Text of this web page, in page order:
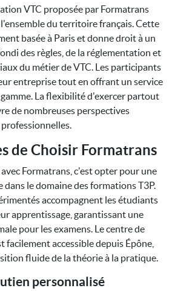
VTC proposée par Formatrans
du territoire français. Cette
basée à Paris et donne droit à un
des règles, de la réglementation et
du métier de VTC. Les participants
entreprise tout en offrant un service
La flexibilité d'exercer partout
de nombreuses perspectives
professionnelles.
de Choisir Formatrans
Formatrans, c'est opter pour une
le domaine des formations T3P.
accompagnent les étudiants
apprentissage, garantissant une
pour les examens. Le centre de
facilement accessible depuis Épône,
fluide de la théorie à la pratique.
personnalisé